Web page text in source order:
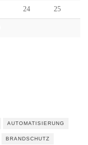
24 25
AUTOMATISIERUNG
BRANDSCHUTZ